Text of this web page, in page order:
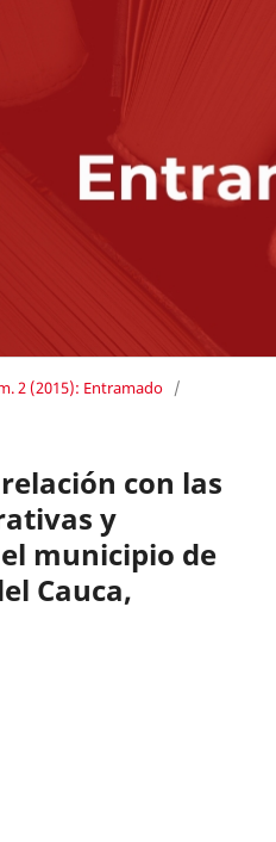
2 (2015): Entramado /
con las
y
municipio de
Cauca,